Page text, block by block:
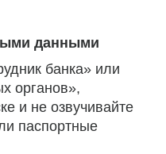
данными
банка» или
органов»,
и не озвучивайте
паспортные